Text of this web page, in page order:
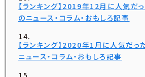
【ランキング】2019年12月に人気だ
のニュース・コラム・おもしろ記事
【ランキング】2020年1月に人気だっ
ニュース・コラム・おもしろ記事